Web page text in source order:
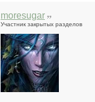
moresugar
Участник закрытых разделов